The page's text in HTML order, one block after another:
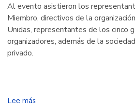
Al evento asistieron los
Miembro, directivos de la
Unidas, representantes de los cinco
organizadores, además de la
privado.
Lee más